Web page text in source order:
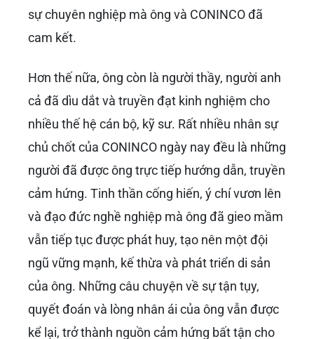
sự chuyên nghiệp mà ông và CONINCO đã
cam kết.
Hơn thế nữa, ông còn là người thầy, người anh
cả đã dìu dắt và truyền đạt kinh nghiệm cho
nhiều thế hệ cán bộ, kỹ sư. Rất nhiều nhân sự
chủ chốt của CONINCO ngày nay đều là những
người đã được ông trực tiếp hướng dẫn, truyền
cảm hứng. Tinh thần cống hiến, ý chí vươn lên
và đạo đức nghề nghiệp mà ông đã gieo mầm
vẫn tiếp tục được phát huy, tạo nên một đội
ngũ vững mạnh, kế thừa và phát triển di sản
của ông. Những câu chuyện về sự tận tụy,
quyết đoán và lòng nhân ái của ông vẫn được
kể lại, trở thành nguồn cảm hứng bất tận cho